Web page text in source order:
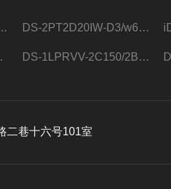
希捷16盘位录像机 DS-2PT2D20IW-D3/w64路高清硬盘录像机
头 DS-1LPRVV-2C150/2B监控室外夜视高清电源线护套线200米/卷
二巷十六号101室